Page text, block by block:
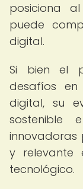
posiciona
puede
digital.
Si bien el
desafíos
digital, su
sostenible
innovadoras
y relevante
tecnológico.